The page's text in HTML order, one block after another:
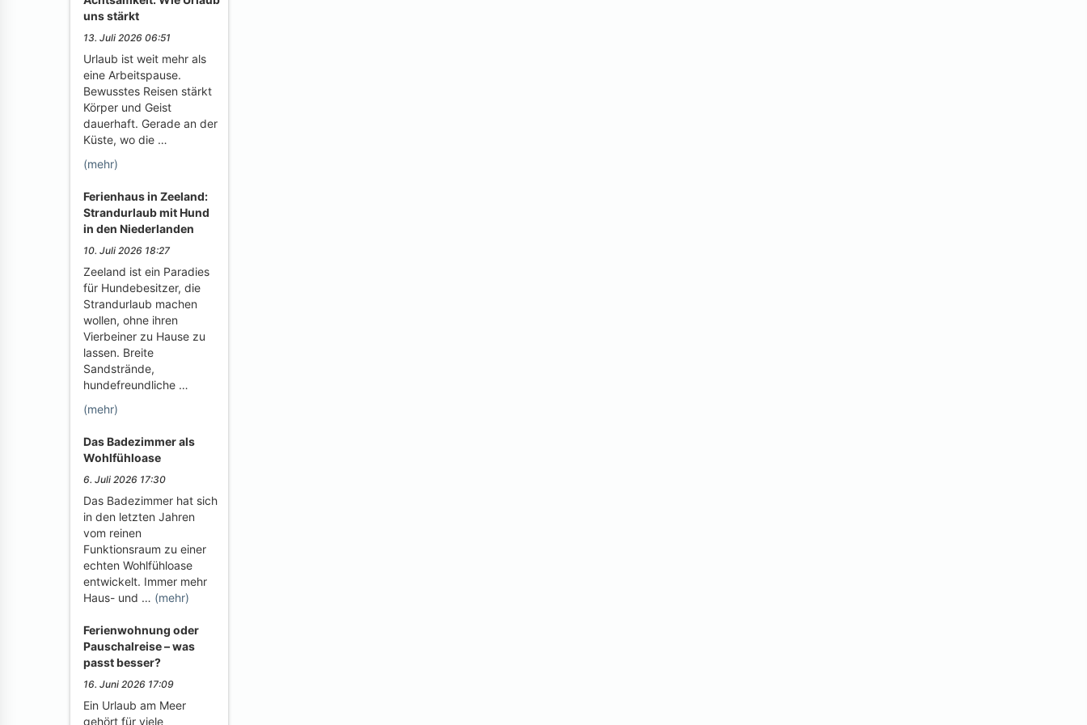
uns stärkt
13. Juli 2026 06:51
Urlaub ist weit mehr als
eine Arbeitspause.
Bewusstes Reisen stärkt
Körper und Geist
dauerhaft. Gerade an der
Küste, wo die …
(mehr)
Ferienhaus in Zeeland:
Strandurlaub mit Hund
in den Niederlanden
10. Juli 2026 18:27
Zeeland ist ein Paradies
für Hundebesitzer, die
Strandurlaub machen
wollen, ohne ihren
Vierbeiner zu Hause zu
lassen. Breite
Sandstrände,
hundefreundliche …
(mehr)
Das Badezimmer als
Wohlfühloase
6. Juli 2026 17:30
Das Badezimmer hat sich
in den letzten Jahren
vom reinen
Funktionsraum zu einer
echten Wohlfühloase
entwickelt. Immer mehr
Haus- und … (mehr)
Ferienwohnung oder
Pauschalreise – was
passt besser?
16. Juni 2026 17:09
Ein Urlaub am Meer
gehört für viele